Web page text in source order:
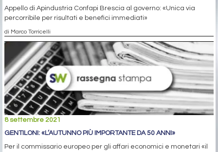
Appello di Apindustria Confapi Brescia al governo: «Unica via
percorribile per risultati e benefici immediati»
di Marco Torricelli
8 settembre 2021
GENTILONI: «L’AUTUNNO PIÙ IMPORTANTE DA 50 ANNI»
Per il commissario europeo per gli affari economici e monetari «il